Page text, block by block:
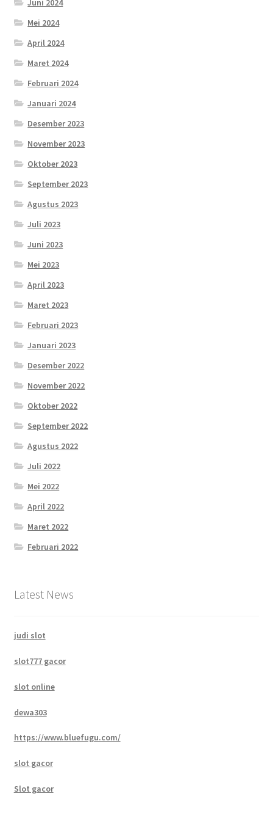
Juni 2024
Mei 2024
April 2024
Maret 2024
Februari 2024
Januari 2024
Desember 2023
November 2023
Oktober 2023
September 2023
Agustus 2023
Juli 2023
Juni 2023
Mei 2023
April 2023
Maret 2023
Februari 2023
Januari 2023
Desember 2022
November 2022
Oktober 2022
September 2022
Agustus 2022
Juli 2022
Mei 2022
April 2022
Maret 2022
Februari 2022
Latest News
judi slot
slot777 gacor
slot online
dewa303
https://www.bluefugu.com/
slot gacor
Slot gacor